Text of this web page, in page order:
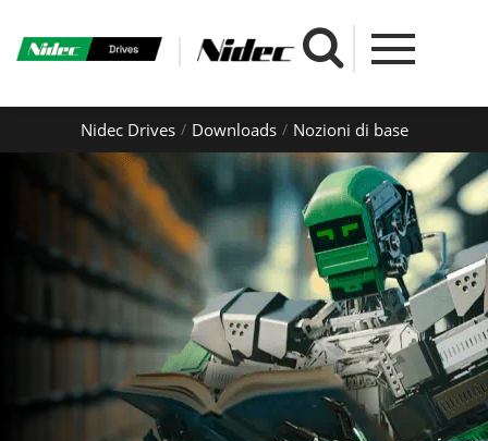
Nidec Drives Downloads Nozioni di base